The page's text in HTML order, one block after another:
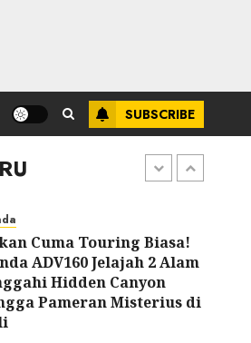
SUBSCRIBE
Penantang Vario 125
Yamaha Rilis Cygnus X
Edition Bergaya YZF-
Cuma Ada 800 Unit!
JULY 27, 2026
Cuma Touring Biasa!
ADV160 Jelajah 2 Alam
Hidden Canyon
Pameran Misterius di